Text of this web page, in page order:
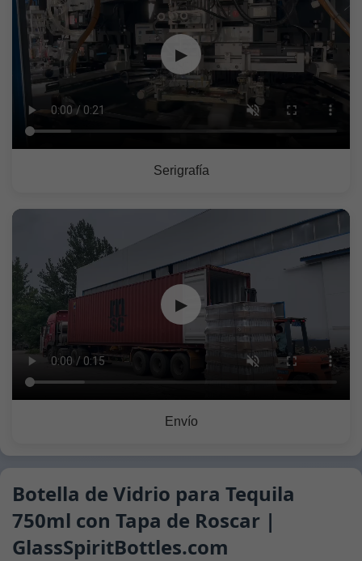
▶
Serigrafía
▶
Envío
Botella de Vidrio para Tequila
750ml con Tapa de Roscar |
GlassSpiritBottles.com